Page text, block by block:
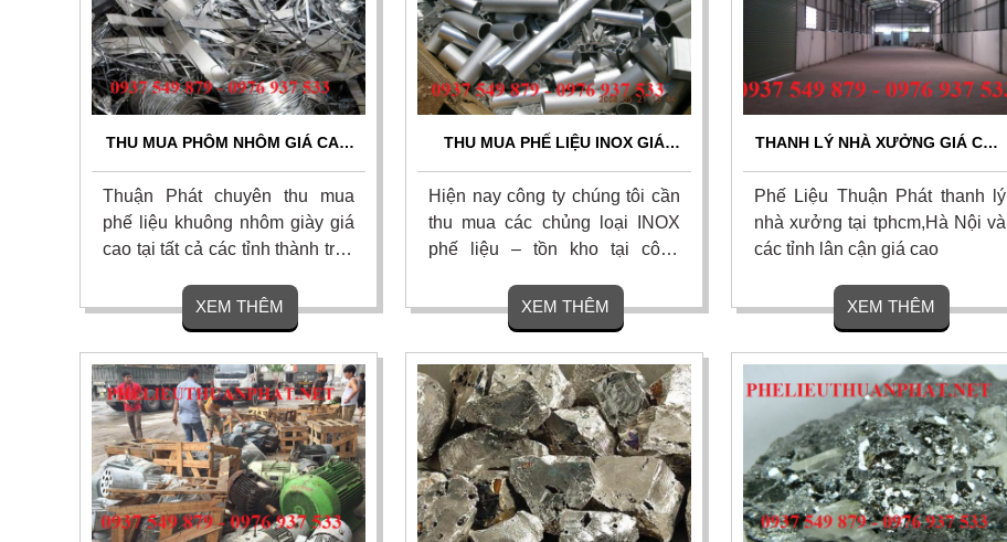
THU MUA PHÔM NHÔM GIÁ CAO
Thuận Phát chuyên thu mua
phế liệu khuông nhôm giày giá
cao tại tất cả các tỉnh thành trên
XEM THÊM
THU MUA PHẾ LIỆU INOX GIÁ
Hiện nay công ty chúng tôi cần
thu mua các chủng loại INOX
phế liệu – tồn kho tại công
chế số lượng ít hay nhiều xa
hay gần. Chỉ cần các bạn có
nhu cầu hợp tác xin vui lòng
liên hệ 0937.549.879 -
0976.937.533
XEM THÊM
THANH LÝ NHÀ XƯỞNG GIÁ CAO
Phế Liệu Thuận Phát thanh lý
nhà xưởng tại tphcm,Hà Nội và
các tỉnh lân cận giá cao
XEM THÊM